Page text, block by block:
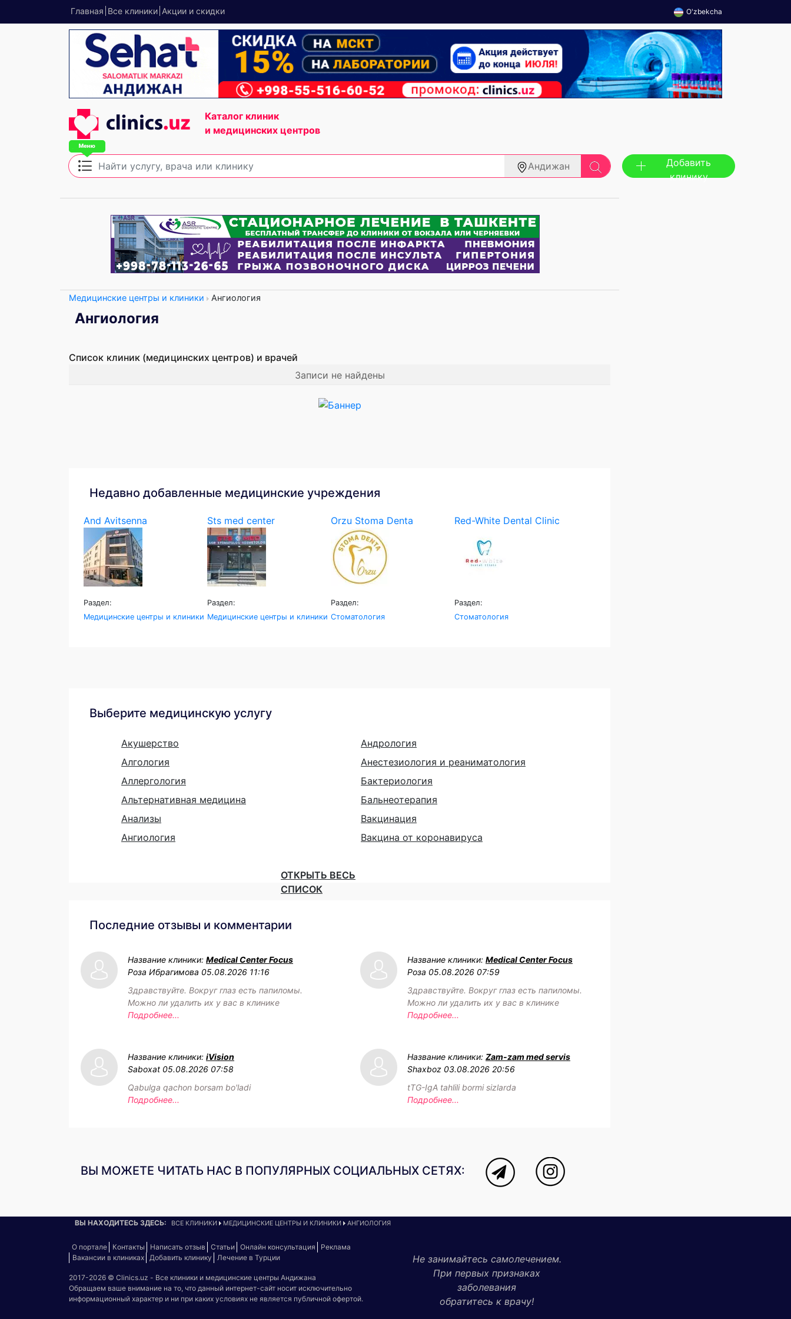
Главная Все клиники Акции и скидки O'zbekcha
Каталог клиник
и медицинских центров
Андижан
Добавить
клинику
Медицинские центры и клиники Ангиология
Ангиология
Список клиник (медицинских центров) и врачей
Записи не найдены
Недавно добавленные медицинские учреждения
And Avitsenna
Раздел:
Медицинские центры и клиники
Sts med center
Раздел:
Медицинские центры и клиники
Orzu Stoma Denta
Раздел:
Стоматология
Red-White Dental Clinic
Раздел:
Стоматология
Выберите медицинскую услугу
Акушерство
Алгология
Аллергология
Альтернативная медицина
Анализы
Ангиология
Андрология
Анестезиология и реаниматология
Бактериология
Бальнеотерапия
Вакцинация
Вакцина от коронавируса
ОТКРЫТЬ ВЕСЬ
СПИСОК
Последние отзывы и комментарии
Название клиники: Medical Center Focus
Роза Ибрагимова 05.08.2026 11:16
Здравствуйте. Вокруг глаз есть папиломы.
Можно ли удалить их у вас в клинике
Подробнее...
Название клиники: Medical Center Focus
Роза 05.08.2026 07:59
Здравствуйте. Вокруг глаз есть папиломы.
Можно ли удалить их у вас в клинике
Подробнее...
Название клиники: iVision
Saboxat 05.08.2026 07:58
Qabulga qachon borsam bo'ladi
Подробнее...
Название клиники: Zam-zam med servis
Shaxboz 03.08.2026 20:56
tTG-IgA tahlili bormi sizlarda
Подробнее...
ВЫ МОЖЕТЕ ЧИТАТЬ НАС В ПОПУЛЯРНЫХ СОЦИАЛЬНЫХ СЕТЯХ:
ВЫ НАХОДИТЕСЬ ЗДЕСЬ: ВСЕ КЛИНИКИ МЕДИЦИНСКИЕ ЦЕНТРЫ И КЛИНИКИ АНГИОЛОГИЯ
О портале Контакты Написать отзыв Статьи Онлайн консультация
Реклама
Вакансии в клиниках
Добавить клинику Лечение в Турции
2017-2026 © Clinics.uz - Все клиники и медицинские центры Андижана
Обращаем ваше внимание на то, что данный интернет-сайт носит исключительно
информационный характер и ни при каких условиях не является публичной офертой.
Не занимайтесь самолечением.
При первых признаках
заболевания
обратитесь к врачу!